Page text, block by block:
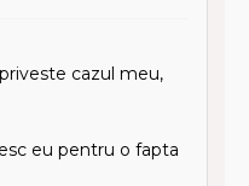
cazul meu,
eu pentru o fapta